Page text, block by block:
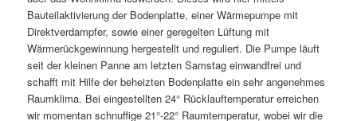
Bauteilaktivierung der Bodenplatte, einer Wärmepumpe mit
Direktverdampfer, sowie einer geregelten Lüftung mit
Wärmerückgewinnung hergestellt und reguliert. Die Pumpe läuft
seit der kleinen Panne am letzten Samstag einwandfrei und
schafft mit Hilfe der beheizten Bodenplatte ein sehr angenehmes
Raumklima. Bei eingestellten 24° Rücklauftemperatur erreichen
wir momentan schnuffige 21°-22° Raumtemperatur, wobei wir die